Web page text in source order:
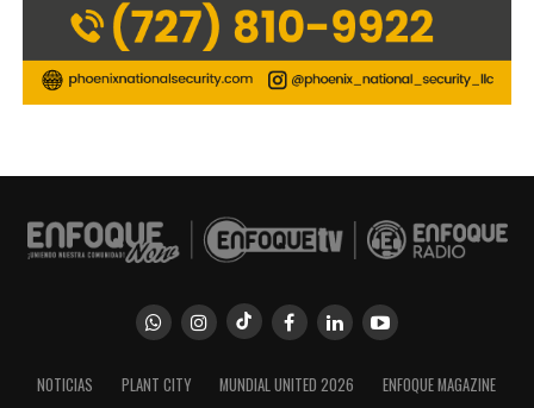
NOTICIAS PLANT CITY MUNDIAL UNITED 2026
ENFOQUE MAGAZINE